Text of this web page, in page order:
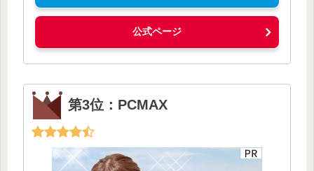
公式ページ
第3位：PCMAX